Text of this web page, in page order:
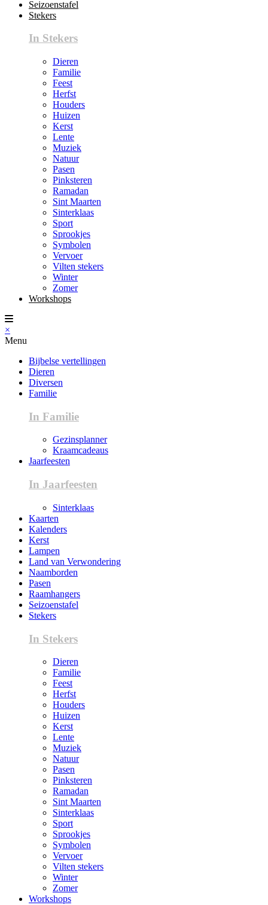
Seizoenstafel
Stekers
In Stekers
Dieren
Familie
Feest
Herfst
Houders
Huizen
Kerst
Lente
Muziek
Natuur
Pasen
Pinksteren
Ramadan
Sint Maarten
Sinterklaas
Sport
Sprookjes
Symbolen
Vervoer
Vilten stekers
Winter
Zomer
Workshops
×
Menu
Bijbelse vertellingen
Dieren
Diversen
Familie
In Familie
Gezinsplanner
Kraamcadeaus
Jaarfeesten
In Jaarfeesten
Sinterklaas
Kaarten
Kalenders
Kerst
Lampen
Land van Verwondering
Naamborden
Pasen
Raamhangers
Seizoenstafel
Stekers
In Stekers
Dieren
Familie
Feest
Herfst
Houders
Huizen
Kerst
Lente
Muziek
Natuur
Pasen
Pinksteren
Ramadan
Sint Maarten
Sinterklaas
Sport
Sprookjes
Symbolen
Vervoer
Vilten stekers
Winter
Zomer
Workshops